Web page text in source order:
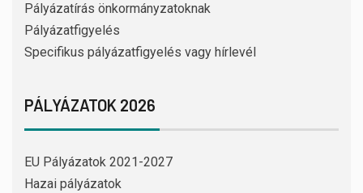
Pályázatírás önkormányzatoknak
Pályázatfigyelés
Specifikus pályázatfigyelés vagy hírlevél
PÁLYÁZATOK 2026
EU Pályázatok 2021-2027
Hazai pályázatok